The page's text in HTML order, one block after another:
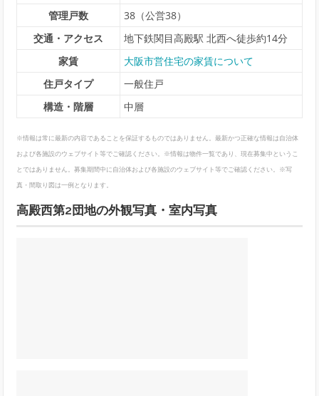
管理戸数
38（公営38）
交通・アクセス
地下鉄関目高殿駅 北西へ徒歩約14分
家賃
大阪市営住宅の家賃について
住戸タイプ
一般住戸
構造・階層
中層
※情報は常に最新の内容であることを保証するものではありません。最新かつ正確な情報は自治体
および各施設のウェブサイト等でご確認ください。※情報は物件一覧であり、現在募集中というこ
とではありません。募集期間中に自治体および各施設のウェブサイト等でご確認ください。※写
真・間取り図は一例となります。
高殿西第2団地の外観写真・室内写真